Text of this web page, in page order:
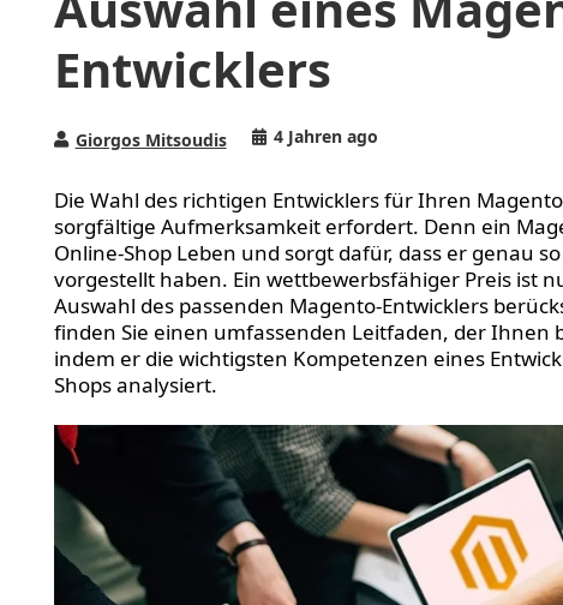
Entwicklers
Giorgos Mitsoudis 4 Jahren ago
Die Wahl des richtigen Entwicklers für Ihren
sorgfältige Aufmerksamkeit erfordert. Denn ein
Online-Shop Leben und sorgt dafür, dass er genau
vorgestellt haben. Ein wettbewerbsfähiger Preis ist
Auswahl des passenden Magento-Entwicklers
finden Sie einen umfassenden Leitfaden, der Ihnen
indem er die wichtigsten Kompetenzen eines
Shops analysiert.